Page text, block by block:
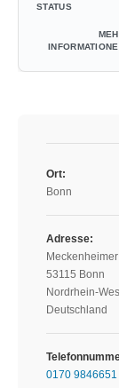
Ort:
Bonn
Adresse:
53115 Bonn
Nordrhein-
Deutschland
0170 9846651